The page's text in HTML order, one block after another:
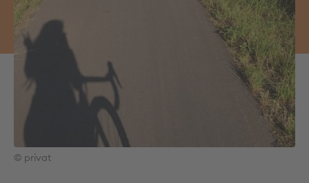
© privat